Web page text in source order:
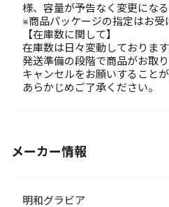
様、容量が予告なく変更になる
※商品パッケージの指定はお受
【在庫数に関して】
在庫数は日々変動しております
発送準備の段階で商品がお取
キャンセルをお願いすることが
あらかじめご了承ください。
メーカー情報
明和グラビア